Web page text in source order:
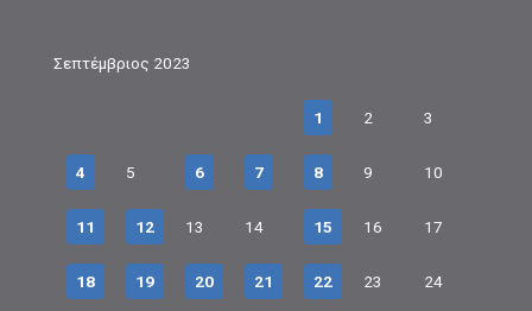
Σεπτέμβριος 2023
1 2 3
4 5 6 7 8 9 10
11 12 13 14 15 16 17
18 19 20 21 22 23 24